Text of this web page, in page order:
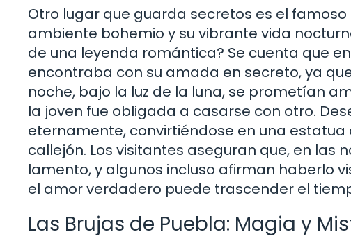
Otro lugar que guarda secretos es el
ambiente bohemio y su vibrante vida
de una leyenda romántica? Se cuenta que
encontraba con su amada en secreto, ya
noche, bajo la luz de la luna, se prometían
la joven fue obligada a casarse con otro.
eternamente, convirtiéndose en una
callejón. Los visitantes aseguran que, en las
lamento, y algunos incluso afirman haberlo
el amor verdadero puede trascender el
Las Brujas de Puebla: Magia y